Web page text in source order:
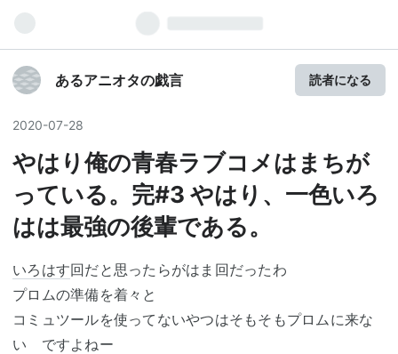
あるアニオタの戯言 読者になる
2020-07-28
やはり俺の青春ラブコメはまちが
っている。完#3 やはり、一色いろ
はは最強の後輩である。
いろはす回だと思ったらがはま回だったわ
プロムの準備を着々と
コミュツールを使ってないやつはそもそもプロムに来な
い ですよねー